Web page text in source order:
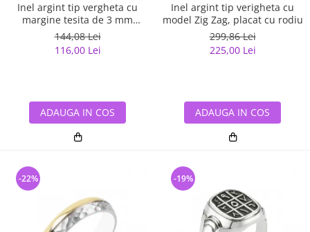
Inel argint tip vergheta cu
margine tesita de 3 mm
latime
144,08 Lei
116,00 Lei
ADAUGA IN COS
Inel argint tip verigheta cu
model Zig Zag, placat cu rodiu
299,86 Lei
225,00 Lei
ADAUGA IN COS
-22% -19%